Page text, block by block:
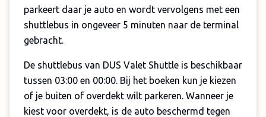
parkeert daar je auto en wordt vervolgens met een
shuttlebus in ongeveer 5 minuten naar de terminal
gebracht.
De shuttlebus van DUS Valet Shuttle is beschikbaar
tussen 03:00 en 00:00. Bij het boeken kun je kiezen
of je buiten of overdekt wilt parkeren. Wanneer je
kiest voor overdekt, is de auto beschermd tegen